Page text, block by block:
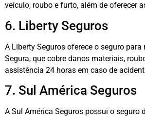
veículo, roubo e furto, além de oferecer
6. Liberty Seguros
A Liberty Seguros oferece o seguro
Segura, que cobre danos materiais,
assistência 24 horas em caso de
7. Sul América Seguros
A Sul América Seguros possui o seguro